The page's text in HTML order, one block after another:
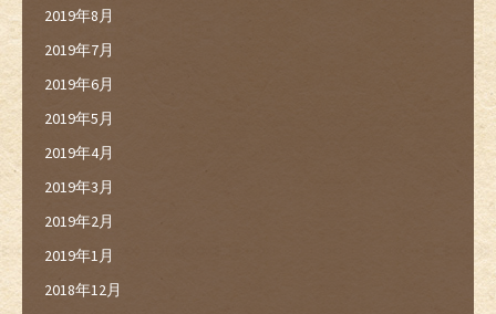
2019年8月
2019年7月
2019年6月
2019年5月
2019年4月
2019年3月
2019年2月
2019年1月
2018年12月